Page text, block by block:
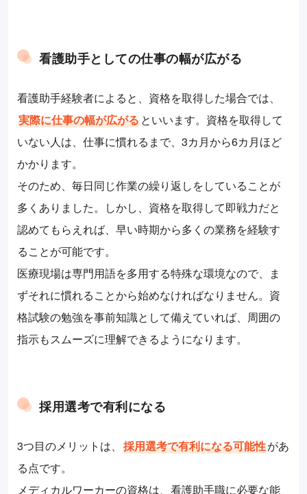
看護助手としての仕事の幅が広がる
看護助手経験者によると、資格を取得した場合では、
実際に仕事の幅が広がるといいます。資格を取得して
いない人は、仕事に慣れるまで、3カ月から6カ月ほど
かかります。
そのため、毎日同じ作業の繰り返しをしていることが
多くありました。しかし、資格を取得して即戦力だと
認めてもらえれば、早い時期から多くの業務を経験す
ることが可能です。
医療現場は専門用語を多用する特殊な環境なので、ま
ずそれに慣れることから始めなければなりません。資
格試験の勉強を事前知識として備えていれば、周囲の
指示もスムーズに理解できるようになります。
採用選考で有利になる
3つ目のメリットは、 採用選考で有利になる可能性があ
る点です。
メディカルワーカーの資格は、看護助手職に必要な能